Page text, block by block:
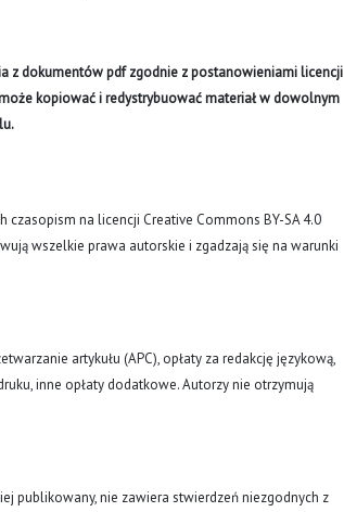
z dokumentów pdf zgodnie z postanowieniami licencji
kopiować i redystrybuować materiał w dowolnym
na licencji Creative Commons BY-SA 4.0
wszelkie prawa autorskie i zgadzają się na warunki
artykułu (APC), opłaty za redakcję językową,
inne opłaty dodatkowe. Autorzy nie otrzymują
publikowany, nie zawiera stwierdzeń niezgodnych z